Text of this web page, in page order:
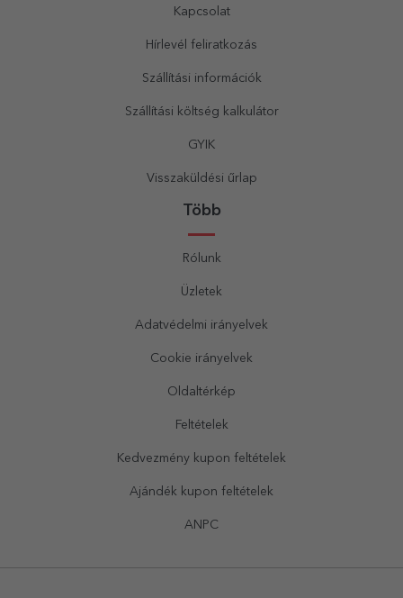
Kapcsolat
Hírlevél feliratkozás
Szállítási információk
Szállítási költség kalkulátor
GYIK
Visszaküldési űrlap
Több
Rólunk
Üzletek
Adatvédelmi irányelvek
Cookie irányelvek
Oldaltérkép
Feltételek
Kedvezmény kupon feltételek
Ajándék kupon feltételek
ANPC